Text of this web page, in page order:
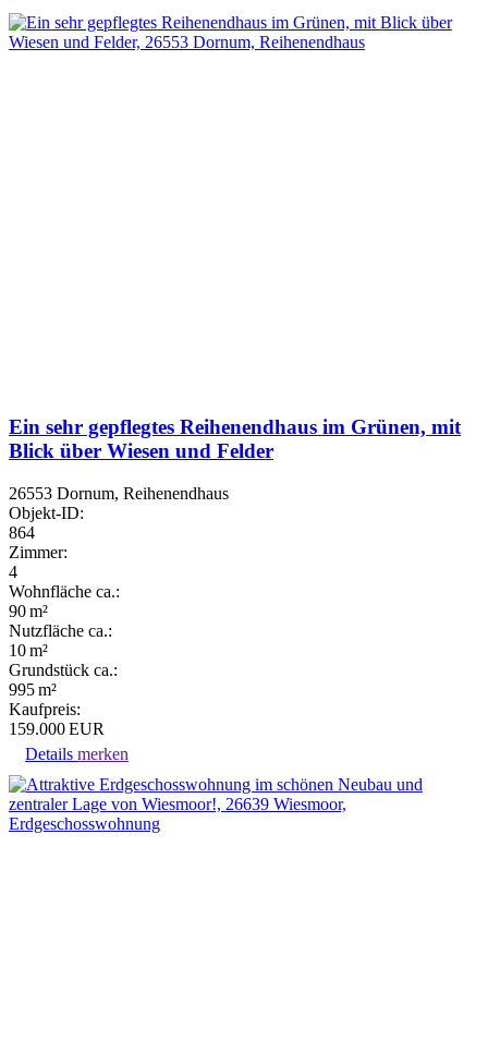
Ein sehr gepflegtes Reihenendhaus im Grünen, mit
Blick über Wiesen und Felder
26553 Dornum, Reihenendhaus
Objekt-ID:
864
Zimmer:
4
Wohnfläche ca.:
90 m²
Nutzfläche ca.:
10 m²
Grund­stück ca.:
995 m²
Kaufpreis:
159.000 EUR
Details merken